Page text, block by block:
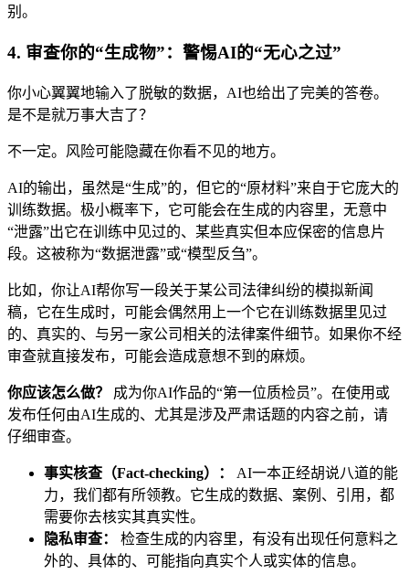
别。
4. 审查你的“生成物”：警惕AI的“无心之过”
你小心翼翼地输入了脱敏的数据，AI也给出了完美的答卷。
是不是就万事大吉了？
不一定。风险可能隐藏在你看不见的地方。
AI的输出，虽然是“生成”的，但它的“原材料”来自于它庞大的
训练数据。极小概率下，它可能会在生成的内容里，无意中
“泄露”出它在训练中见过的、某些真实但本应保密的信息片
段。这被称为“数据泄露”或“模型反刍”。
比如，你让AI帮你写一段关于某公司法律纠纷的模拟新闻
稿，它在生成时，可能会偶然用上一个它在训练数据里见过
的、真实的、与另一家公司相关的法律案件细节。如果你不经
审查就直接发布，可能会造成意想不到的麻烦。
你应该怎么做？
成为你AI作品的“第一位质检员”。在使用或
发布任何由AI生成的、尤其是涉及严肃话题的内容之前，请
仔细审查。
事实核查（Fact-checking）：
AI一本正经胡说八道的能
力，我们都有所领教。它生成的数据、案例、引用，都
需要你去核实其真实性。
隐私审查：
检查生成的内容里，有没有出现任何意料之
外的、具体的、可能指向真实个人或实体的信息。